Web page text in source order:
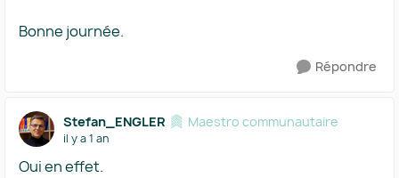
Bonne journée.
Répondre
Stefan_ENGLER Maestro communautaire
il y a 1 an
Oui en effet.